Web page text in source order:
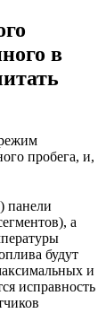
в
пробега, и,
панели
а
будут
и
исправность